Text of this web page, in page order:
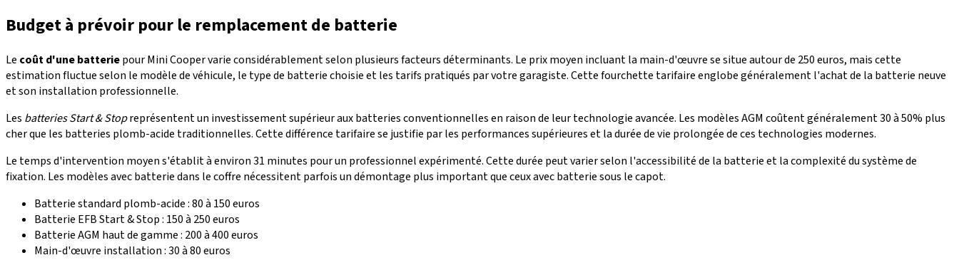
Budget à prévoir pour le remplacement de batterie
Le coût d'une batteriepour Mini Cooper varie considérablement selon plusieurs facteurs déterminants. Le prix moyen incluant la main-d'œuvre se situe autour de 250 euros, mais cette
estimation fluctue selon le modèle de véhicule, le type de batterie choisie et les tarifs pratiqués par votre garagiste. Cette fourchette tarifaire englobe généralement l'achat de la batterie neuve
et son installation professionnelle.
Les batteries Start & Stopreprésentent un investissement supérieur aux batteries conventionnelles en raison de leur technologie avancée. Les modèles AGM coûtent généralement 30 à 50% plus
cher que les batteries plomb-acide traditionnelles. Cette différence tarifaire se justifie par les performances supérieures et la durée de vie prolongée de ces technologies modernes.
Le temps d'intervention moyen s'établit à environ 31 minutes pour un professionnel expérimenté. Cette durée peut varier selon l'accessibilité de la batterie et la complexité du système de
fixation. Les modèles avec batterie dans le coffre nécessitent parfois un démontage plus important que ceux avec batterie sous le capot.
Batterie standard plomb-acide : 80 à 150 euros
Batterie EFB Start & Stop : 150 à 250 euros
Batterie AGM haut de gamme : 200 à 400 euros
Main-d'œuvre installation : 30 à 80 euros